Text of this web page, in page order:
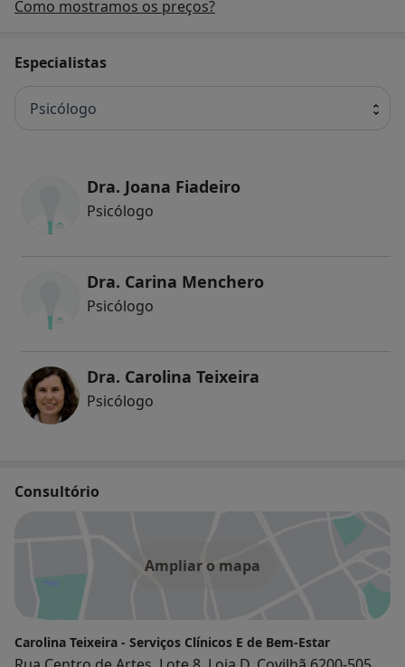
Como mostramos os preços?
Especialistas
Psicólogo
Dra. Joana Fiadeiro
Psicólogo
Dra. Carina Menchero
Psicólogo
Dra. Carolina Teixeira
Psicólogo
Consultório
Ampliar o mapa
Carolina Teixeira - Serviços Clínicos E de Bem-Estar